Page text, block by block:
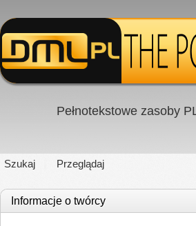
Pełnotekstowe zasoby
Szukaj Przeglądaj
Informacje o twórcy